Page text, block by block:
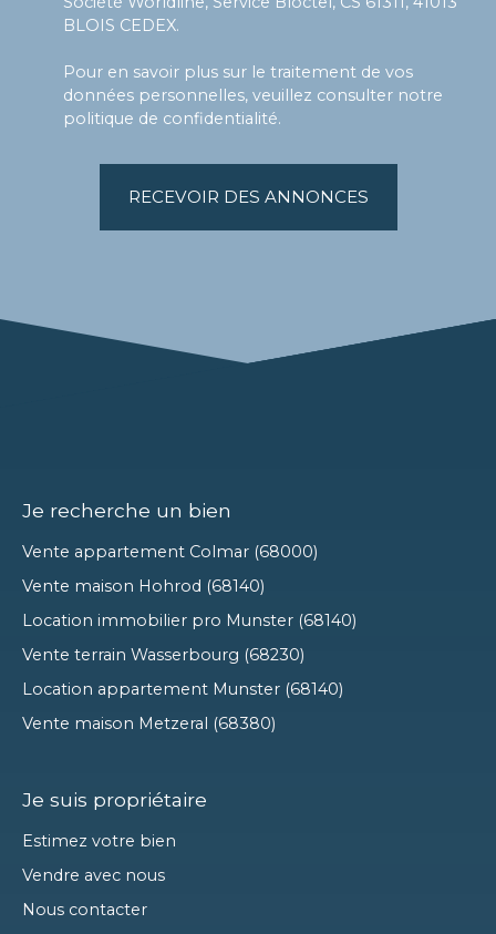
BLOIS CEDEX.
Pour en savoir plus sur le traitement de vos
données personnelles, veuillez consulter notre
politique de confidentialité.
RECEVOIR DES ANNONCES
Je recherche un bien
Vente appartement Colmar (68000)
Vente maison Hohrod (68140)
Location immobilier pro Munster (68140)
Vente terrain Wasserbourg (68230)
Location appartement Munster (68140)
Vente maison Metzeral (68380)
Je suis propriétaire
Estimez votre bien
Vendre avec nous
Nous contacter